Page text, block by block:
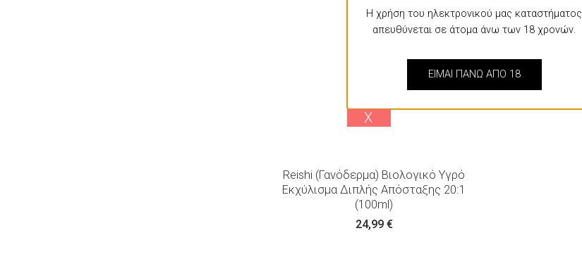
Reishi (Γανόδερμα) Βιολογικό Υγρό
Εκχύλισμα Διπλής Απόσταξης 20:1
(100ml)
24,99 €
Η χρήση του ηλεκτρονικού μας καταστήματος
απευθύνεται σε άτομα άνω των 18 χρονών.
EIMAI ΠΑΝΩ ΑΠΟ 18
Χ